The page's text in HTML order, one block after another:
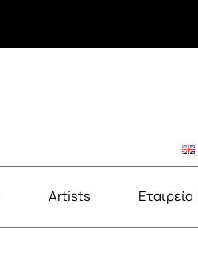
Artists Εταιρεία